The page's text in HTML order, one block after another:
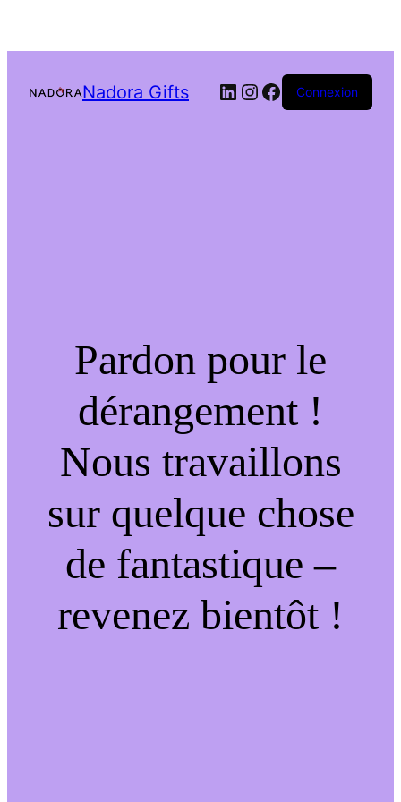
Nadora Gifts LinkedIn
Instagram
Facebook
Connexion
Pardon pour le
dérangement !
Nous travaillons
sur quelque chose
de fantastique –
revenez bientôt !